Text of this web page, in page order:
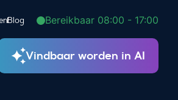
Blog Bereikbaar 08:00 - 17:00
Vindbaar worden in AI